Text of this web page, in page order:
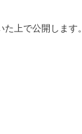
上で公開します。